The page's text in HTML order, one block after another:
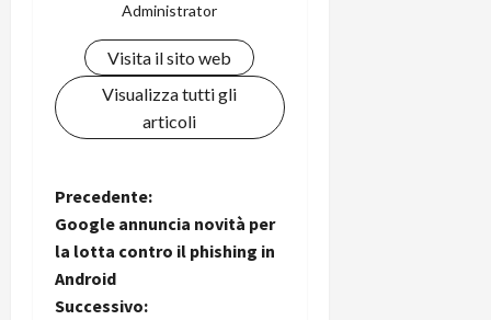
Administrator
Visita il sito web
Visualizza tutti gli
articoli
N
a
v
Precedente:
Google annuncia novità per
la lotta contro il phishing in
Android
Successivo: